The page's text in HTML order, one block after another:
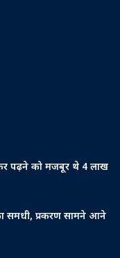
पढ़ने को मजबूर थे 4 लाख
समधी, प्रकरण सामने आने